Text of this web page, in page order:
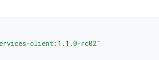
client:1.1.0-rc02"